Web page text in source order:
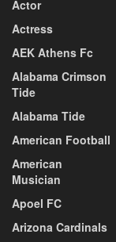
Actor
Actress
AEK Athens Fc
Alabama Crimson
Tide
Alabama Tide
American Football
American
Musician
Apoel FC
Arizona Cardinals